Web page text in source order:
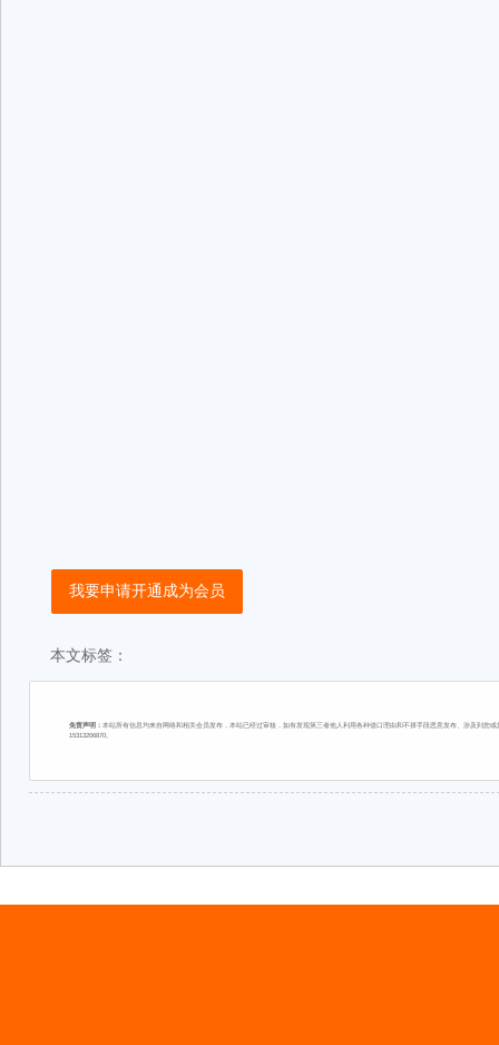
我要申请开通成为会员
本文标签：
免责声明： 本站所有信息均来自网络和相关会员发布，本站已经过审核，如有发现第三者他人利用各种借口理由和不择手段恶意发布、涉及到
15313206870。